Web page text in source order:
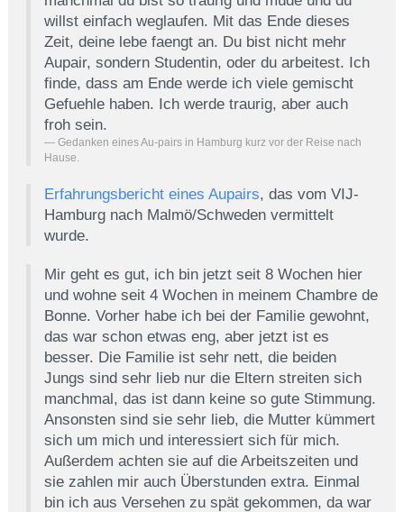
willst einfach weglaufen. Mit das Ende dieses
Zeit, deine lebe faengt an. Du bist nicht mehr
Aupair, sondern Studentin, oder du arbeitest. Ich
finde, dass am Ende werde ich viele gemischt
Gefuehle haben. Ich werde traurig, aber auch
froh sein.
Gedanken eines Au-pairs in Hamburg kurz vor der Reise nach
Hause.
Erfahrungsbericht eines Aupairs, das vom VIJ-
Hamburg nach Malmö/Schweden vermittelt
wurde.
Mir geht es gut, ich bin jetzt seit 8 Wochen hier
und wohne seit 4 Wochen in meinem Chambre de
Bonne. Vorher habe ich bei der Familie gewohnt,
das war schon etwas eng, aber jetzt ist es
besser. Die Familie ist sehr nett, die beiden
Jungs sind sehr lieb nur die Eltern streiten sich
manchmal, das ist dann keine so gute Stimmung.
Ansonsten sind sie sehr lieb, die Mutter kümmert
sich um mich und interessiert sich für mich.
Außerdem achten sie auf die Arbeitszeiten und
sie zahlen mir auch Überstunden extra. Einmal
bin ich aus Versehen zu spät gekommen, da war